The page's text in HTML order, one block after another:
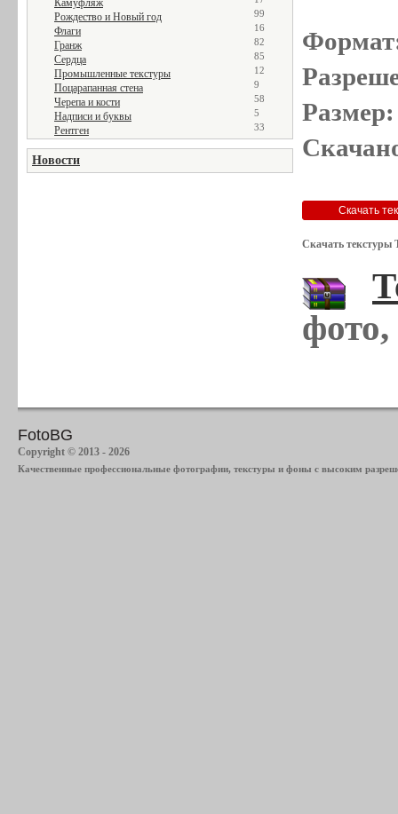
Камуфляж
Рождество и Новый год 99
Флаги 16
Гранж 82
Сердца 85
Промышленные текстуры 12
Поцарапанная стена 9
Черепа и кости 58
Надписи и буквы 5
Рентген 33
Новости
Скачать текстуры
FotoBG
Copyright © 2013 - 2026
Качественные профессиональные фотографии, текстуры и фоны с высоким